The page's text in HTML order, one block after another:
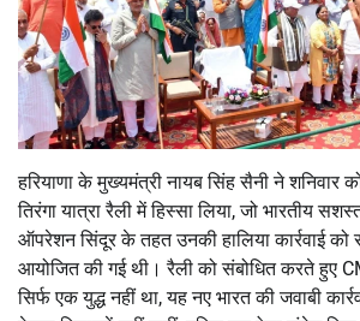
हरियाणा के मुख्यमंत्री नायब सिंह सैनी ने शनिवार
तिरंगा यात्रा रैली में हिस्सा लिया, जो भारतीय
ऑपरेशन सिंदूर के तहत उनकी हालिया कार्रवाई को
आयोजित की गई थी। रैली को संबोधित करते हुए
सिर्फ एक युद्ध नहीं था, यह नए भारत की जवाबी